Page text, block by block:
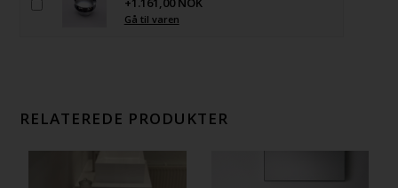
Gå til varen
RELATEREDE PRODUKTER